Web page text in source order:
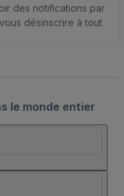
des notifications par
désinscrire à tout
le monde entier